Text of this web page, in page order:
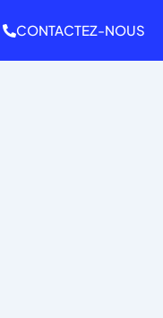
CONTACTEZ-NOUS